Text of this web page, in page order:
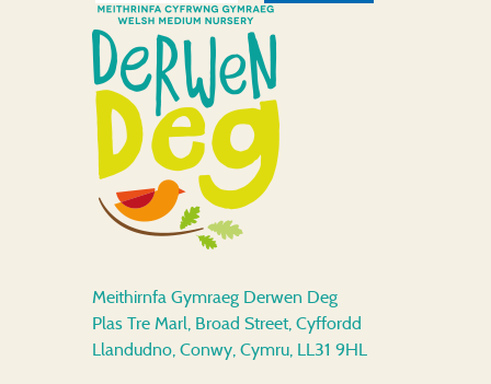
Meithirnfa Gymraeg Derwen Deg
Plas Tre Marl, Broad Street, Cyffordd
Llandudno, Conwy, Cymru, LL31 9HL